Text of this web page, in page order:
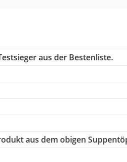
aus der Bestenliste.
aus dem obigen